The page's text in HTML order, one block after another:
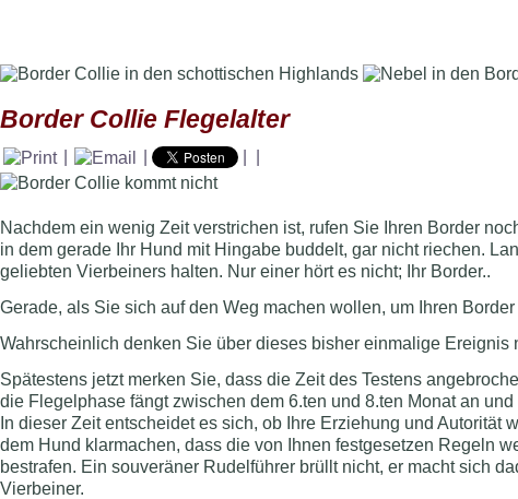
Border Collie Flegelalter
Nachdem ein wenig Zeit verstrichen ist, rufen Sie Ihren Border
in dem gerade Ihr Hund mit Hingabe buddelt, gar nicht riechen.
geliebten Vierbeiners halten. Nur einer hört es nicht; Ihr Border..
Gerade, als Sie sich auf den Weg machen wollen, um Ihren
Wahrscheinlich denken Sie über dieses bisher einmalige
Spätestens jetzt merken Sie, dass die Zeit des Testens
die Flegelphase fängt zwischen dem 6.ten und 8.ten Monat an
In dieser Zeit entscheidet es sich, ob Ihre Erziehung und
dem Hund klarmachen, dass die von Ihnen festgesetzen Regeln
bestrafen. Ein souveräner Rudelführer brüllt nicht, er macht sich
Vierbeiner.